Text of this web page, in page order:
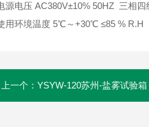
源电压 AC380V±10% 50HZ 三相四
用环境温度 5℃～+30℃ ≤85 % R.H
上一个： YSYW-120苏州-盐雾试验箱